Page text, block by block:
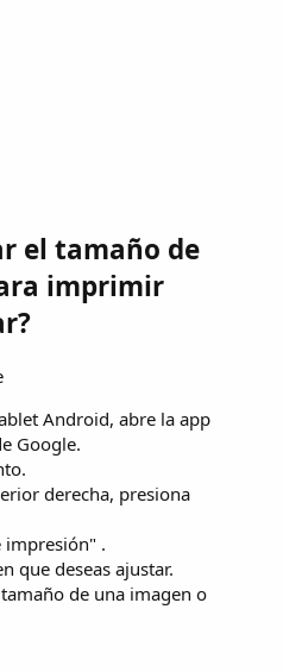
el tamaño de
imprimir
Android, abre la app
Google.
derecha, presiona
impresión" .
que deseas ajustar.
de una imagen o